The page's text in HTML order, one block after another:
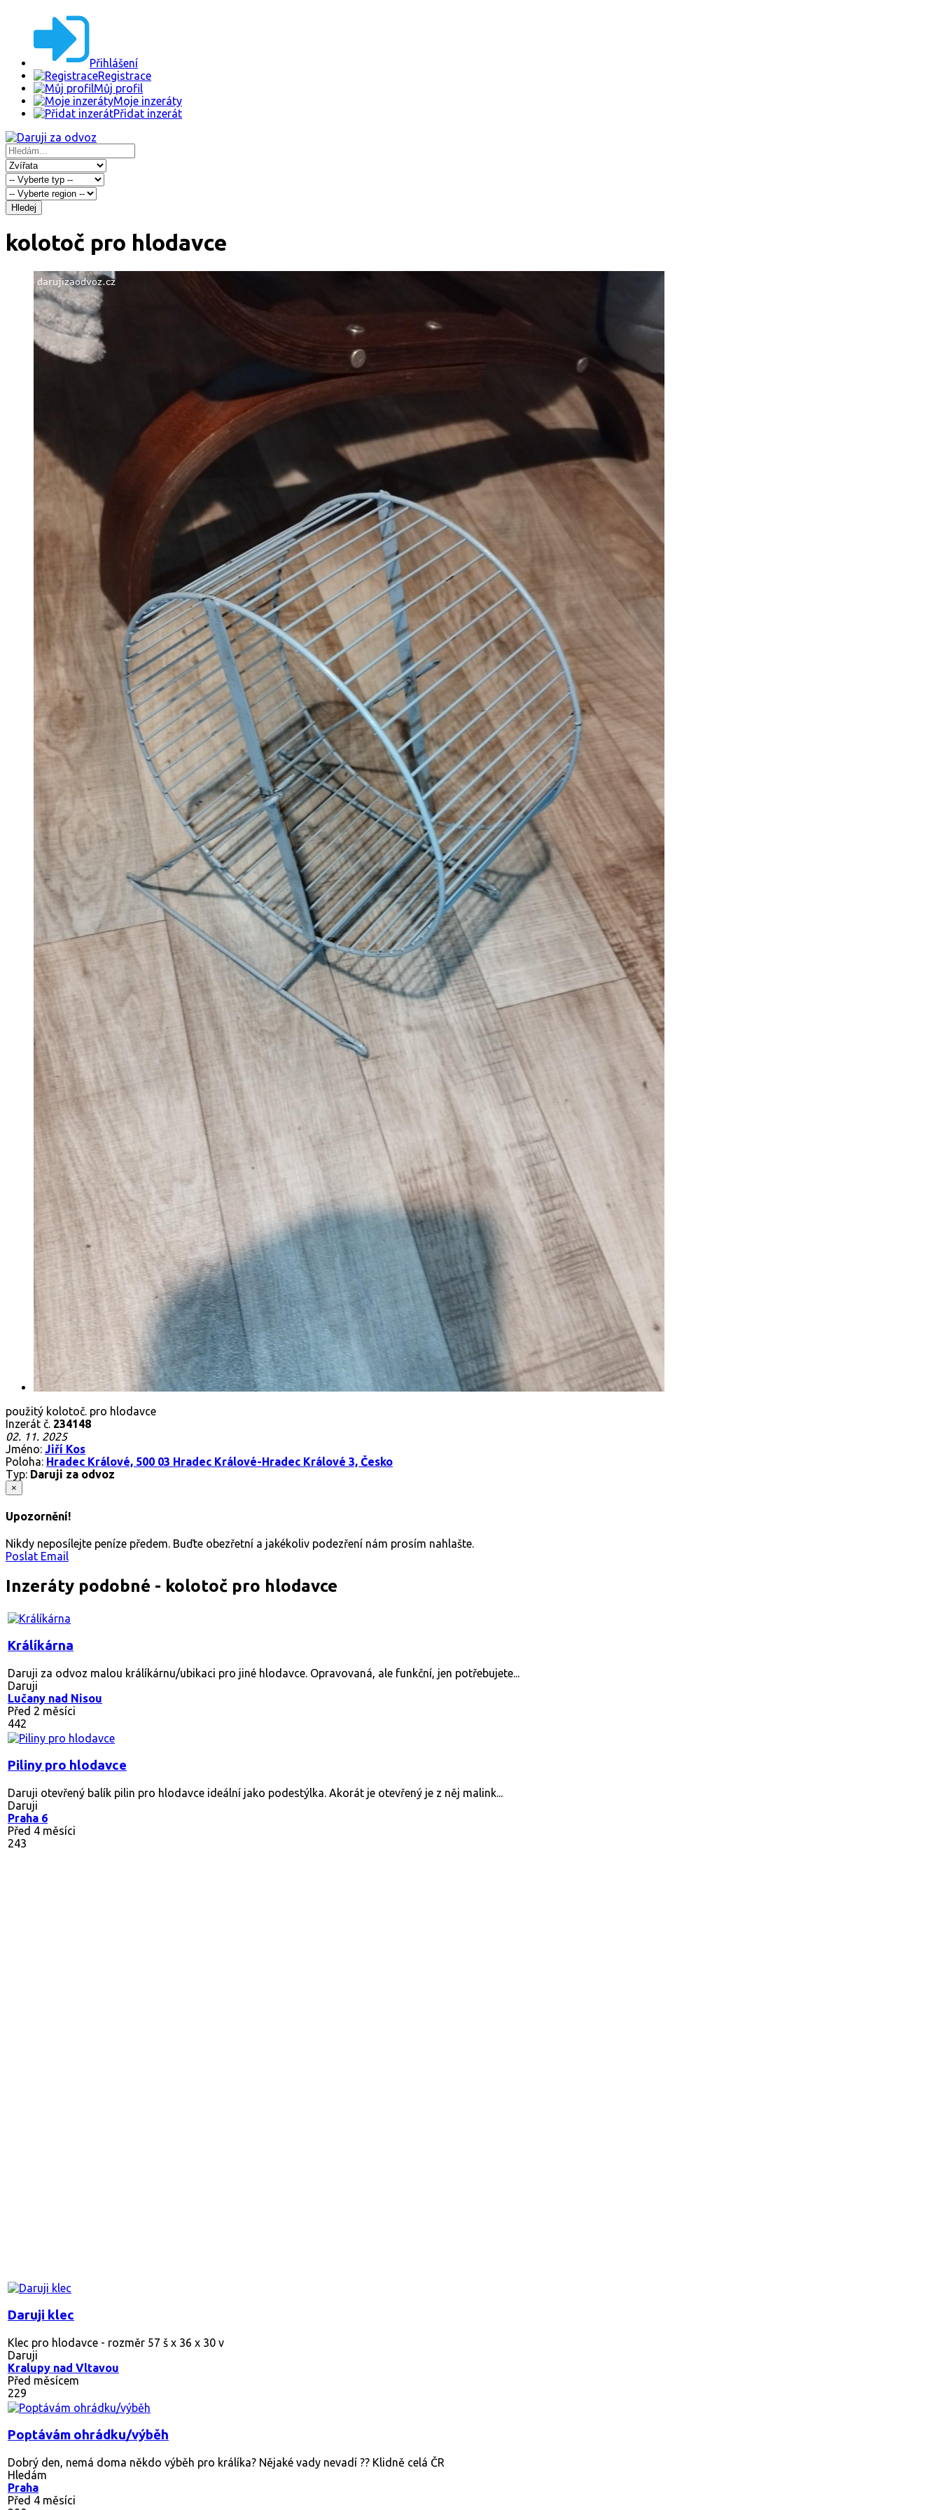
Přihlášení
Registrace
Můj profil
Moje inzeráty
Přidat inzerát
Hledej
kolotoč pro hlodavce
použitý kolotoč. pro hlodavce
Inzerát č. 234148
02. 11. 2025
Jméno: Jiří Kos
Poloha: Hradec Králové, 500 03 Hradec Králové-Hradec Králové 3, Česko
Typ: Daruji za odvoz
×
Upozornění!
Nikdy neposílejte peníze předem. Buďte obezřetní a jakékoliv podezření nám prosím nahlašte.
Poslat Email
Inzeráty podobné - kolotoč pro hlodavce
Králíkárna
Daruji za odvoz malou králíkárnu/ubikaci pro jiné hlodavce. Opravovaná, ale funkční, jen potřebujete...
Daruji
Lučany nad Nisou
Před 2 měsíci
442
Piliny pro hlodavce
Daruji otevřený balík pilin pro hlodavce ideální jako podestýlka. Akorát je otevřený je z něj malink...
Daruji
Praha 6
Před 4 měsíci
243
Daruji klec
Klec pro hlodavce - rozměr 57 š x 36 x 30 v
Daruji
Kralupy nad Vltavou
Před měsícem
229
Poptávám ohrádku/výběh
Dobrý den, nemá doma někdo výběh pro králíka? Nějaké vady nevadí ?? Klidně celá ČR
Hledám
Praha
Před 4 měsíci